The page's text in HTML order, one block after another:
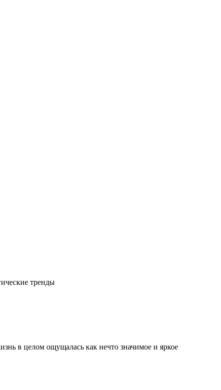
тренды
в целом ощущалась как нечто значимое и яркое